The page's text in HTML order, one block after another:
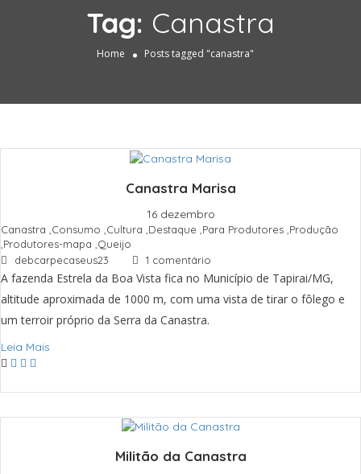
Tag: Canastra
Home Posts tagged "canastra"
Canastra Marisa
16 dezembro
Canastra Consumo Cultura Destaque Para Produtores Produção
Produtores-mapa Queijo
debcarpecaseus23
1 comentário
A fazenda Estrela da Boa Vista fica no Município de Tapirai/MG,
altitude aproximada de 1000 m, com uma vista de tirar o fôlego e
um terroir próprio da Serra da Canastra.
Leia Mais
Militão da Canastra